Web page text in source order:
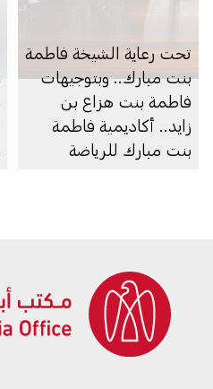
تحت رعاية الشيخة فاطمة
بنت مبارك.. وبتوجيهات
فاطمة بنت هزاع بن
زايد.. أكاديمية فاطمة
بنت مبارك للرياضة